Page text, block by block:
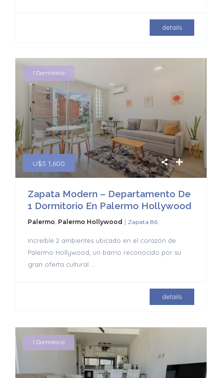
details
U$S 1,600
1 Dormitorio
Zapata Modern – Departamento De
1 Dormitorio En Palermo Hollywood
Palermo, Palermo Hollywood | Zapata 86
Increíble 2 ambientes ubicado en el corazón de
Palermo Hollywood, un barrio reconocido por su
gran oferta cultural
details
1 Dormitorio